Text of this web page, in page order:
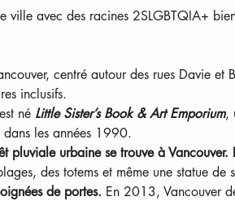
ville avec des racines 2SLGBTQIA+
centré autour des rues Davie et
inclusifs.
né Little Sister’s Book & Art Emporium,
les années 1990.
pluviale urbaine se trouve à Vancouver.
des totems et même une statue de
de portes. En 2013, Vancouver